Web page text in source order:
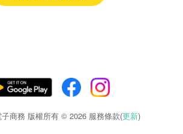
子商務 版權所有 © 2026 服務條款(更新)